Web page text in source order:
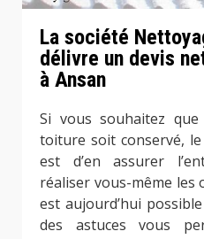
La société
délivre un devis
à Ansan
Si vous souhaitez
toiture soit conservé,
est d’en assurer
réaliser vous-même les
est aujourd’hui
des astuces vous